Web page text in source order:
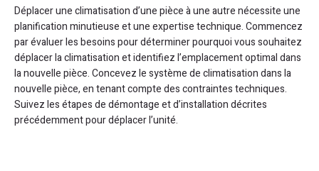
Déplacer une climatisation d’une pièce à une autre nécessite une
planification minutieuse et une expertise technique. Commencez
par évaluer les besoins pour déterminer pourquoi vous souhaitez
déplacer la climatisation et identifiez l’emplacement optimal dans
la nouvelle pièce. Concevez le système de climatisation dans la
nouvelle pièce, en tenant compte des contraintes techniques.
Suivez les étapes de démontage et d’installation décrites
précédemment pour déplacer l’unité.